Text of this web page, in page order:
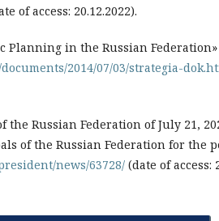
of access: 20.12.2022).
Planning in the Russian Federation»
2014/07/03/strategia-
the Russian Federation of July 21,
of the Russian Federation for the
news/63728/ (date of access: